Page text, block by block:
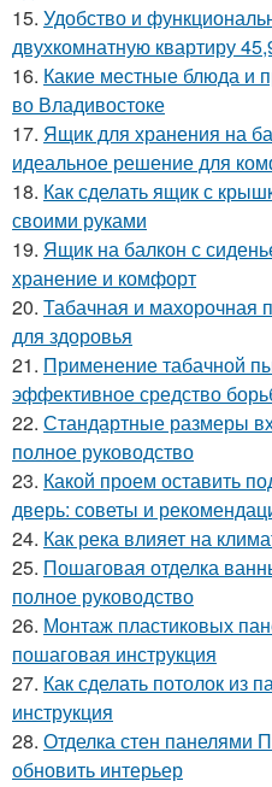
15. Удобство и
двухкомнатную квартиру
16. Какие местные блюда и
во Владивостоке
17. Ящик для хранения на
идеальное решение для
18. Как сделать ящик с
своими руками
19. Ящик на балкон с
хранение и комфорт
20. Табачная и махорочная
для здоровья
21. Применение табачной
эффективное средство
22. Стандартные размеры
полное руководство
23. Какой проем оставить
дверь: советы и
24. Как река влияет на
25. Пошаговая отделка
полное руководство
26. Монтаж пластиковых
пошаговая инструкция
27. Как сделать потолок из
инструкция
28. Отделка стен панелями
обновить интерьер